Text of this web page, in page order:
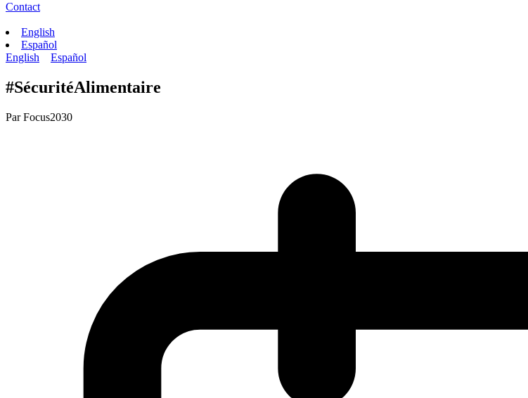
Contact
English
Español
English
Español
#SécuritéAlimentaire
ParFocus2030